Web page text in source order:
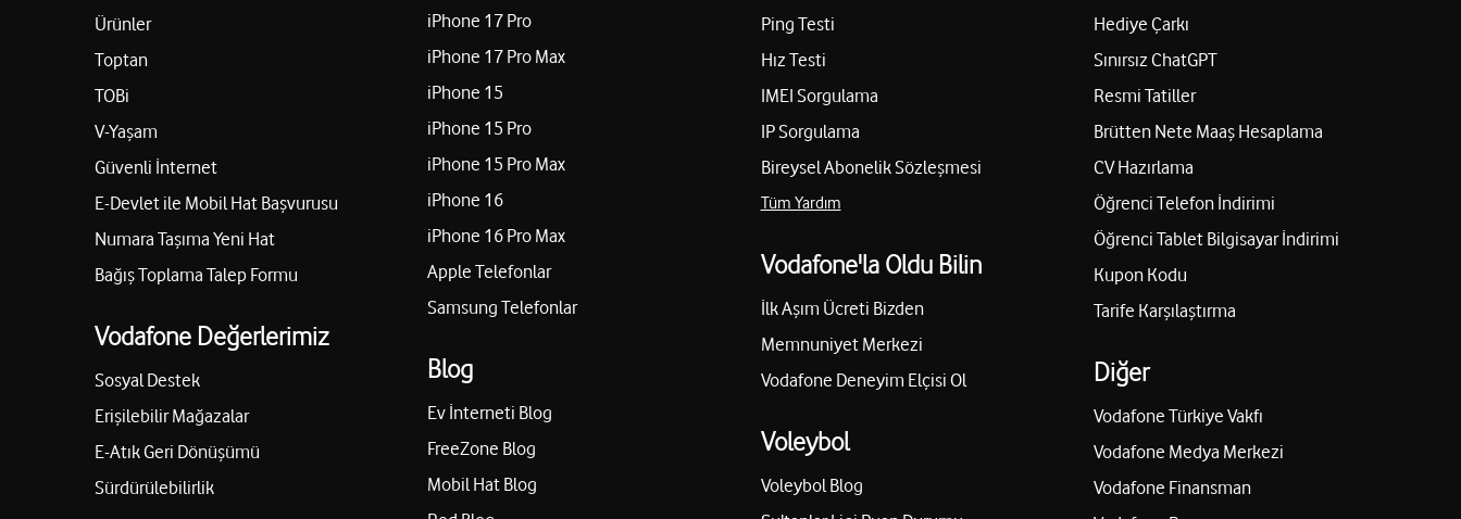
Ürünler
Toptan
TOBi
V-Yaşam
Güvenli İnternet
E-Devlet ile Mobil Hat Başvurusu
Numara Taşıma Yeni Hat
Bağış Toplama Talep Formu
Vodafone Değerlerimiz
Sosyal Destek
Erişilebilir Mağazalar
E-Atık Geri Dönüşümü
Sürdürülebilirlik
iPhone 17 Pro
iPhone 17 Pro Max
iPhone 15
iPhone 15 Pro
iPhone 15 Pro Max
iPhone 16
iPhone 16 Pro Max
Apple Telefonlar
Samsung Telefonlar
Blog
Ev İnterneti Blog
FreeZone Blog
Mobil Hat Blog
Ping Testi
Hız Testi
IMEI Sorgulama
IP Sorgulama
Bireysel Abonelik Sözleşmesi
Tüm Yardım
Vodafone'la Oldu Bilin
İlk Aşım Ücreti Bizden
Memnuniyet Merkezi
Vodafone Deneyim Elçisi Ol
Voleybol
Voleybol Blog
Hediye Çarkı
Sınırsız ChatGPT
Resmi Tatiller
Brütten Nete Maaş Hesaplama
CV Hazırlama
Öğrenci Telefon İndirimi
Öğrenci Tablet Bilgisayar İndirimi
Kupon Kodu
Tarife Karşılaştırma
Diğer
Vodafone Türkiye Vakfı
Vodafone Medya Merkezi
Vodafone Finansman